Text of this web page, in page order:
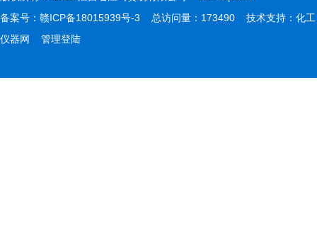
备案号： 赣ICP备18015939号-3 总访问量：173490 技术支持： 化工
仪器网
管理登陆